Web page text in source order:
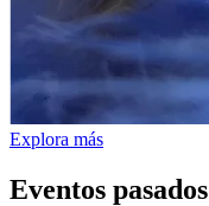
Explora más
Eventos pasados